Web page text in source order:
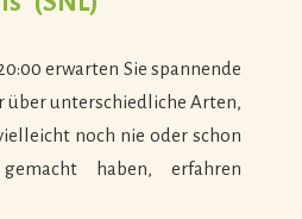
erwarten Sie spannende
über unterschiedliche Arten,
noch nie oder schon
haben, erfahren